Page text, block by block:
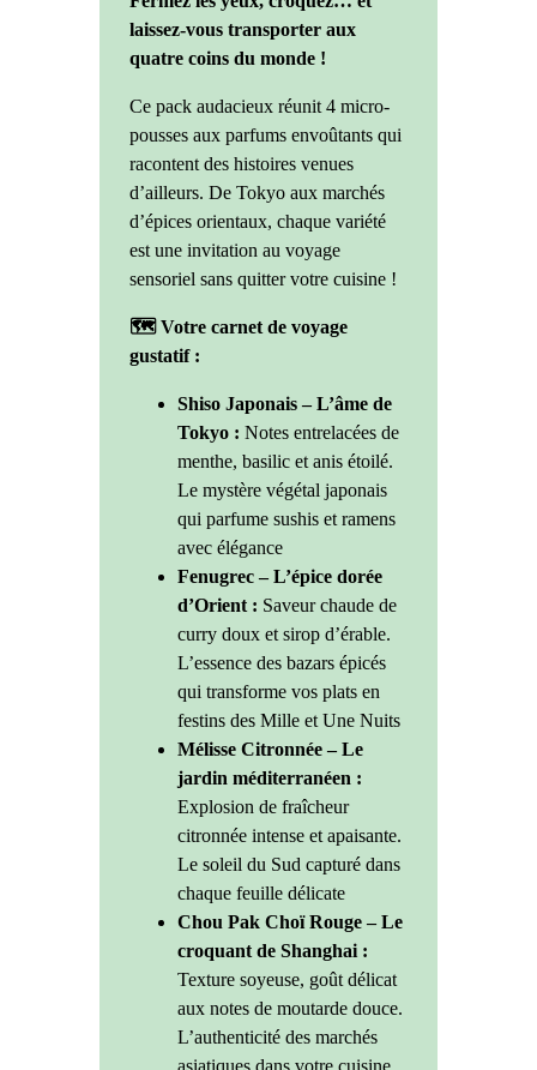
laissez-vous transporter aux
quatre coins du monde !
Ce pack audacieux réunit 4 micro-
pousses aux parfums envoûtants qui
racontent des histoires venues
d’ailleurs. De Tokyo aux marchés
d’épices orientaux, chaque variété
est une invitation au voyage
sensoriel sans quitter votre cuisine !
🗺️ Votre carnet de voyage
gustatif :
Shiso Japonais – L’âme de
Tokyo : Notes entrelacées de
menthe, basilic et anis étoilé.
Le mystère végétal japonais
qui parfume sushis et ramens
avec élégance
Fenugrec – L’épice dorée
d’Orient : Saveur chaude de
curry doux et sirop d’érable.
L’essence des bazars épicés
qui transforme vos plats en
festins des Mille et Une Nuits
Mélisse Citronnée – Le
jardin méditerranéen :
Explosion de fraîcheur
citronnée intense et apaisante.
Le soleil du Sud capturé dans
chaque feuille délicate
Chou Pak Choï Rouge – Le
croquant de Shanghai :
Texture soyeuse, goût délicat
aux notes de moutarde douce.
L’authenticité des marchés
asiatiques dans votre cuisine